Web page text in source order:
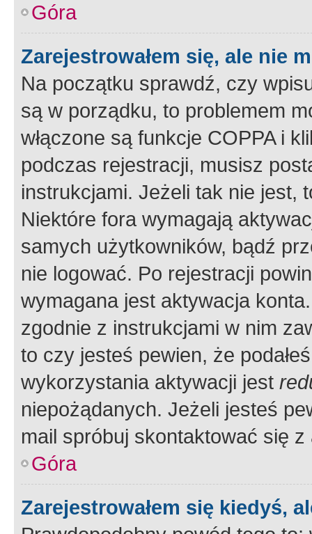
Góra
Zarejestrowałem się, ale nie
Na początku sprawdź, czy
są w porządku, to problemem
włączone są funkcje COPPA i
podczas rejestracji, musisz
instrukcjami. Jeżeli tak nie jest,
Niektóre fora wymagają
samych użytkowników, bądź
nie logować. Po rejestracji
wymagana jest aktywacja
zgodnie z instrukcjami w nim
to czy jesteś pewien, że
wykorzystania aktywacji jest
niepożądanych. Jeżeli jesteś
mail spróbuj skontaktować się
Góra
Zarejestrowałem się kiedyś,